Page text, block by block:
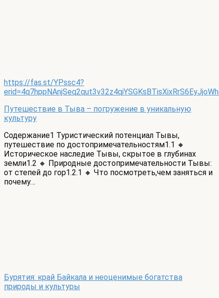
https://fas.st/YPssc4?
Путешествие в Тыва – погружение в уникальную
культуру
Содержание1 Туристический потенциал Тывы,
путешествие по достопримечательностям1.1 🔸
Историческое наследие Тывы, скрытое в глубинах
земли1.2 🔸 Природные достопримечательности Тывы:
от степей до гор1.2.1 🔸 Что посмотреть,чем заняться и
почему…
Бурятия: край Байкала и неоценимые богатства
природы и культуры